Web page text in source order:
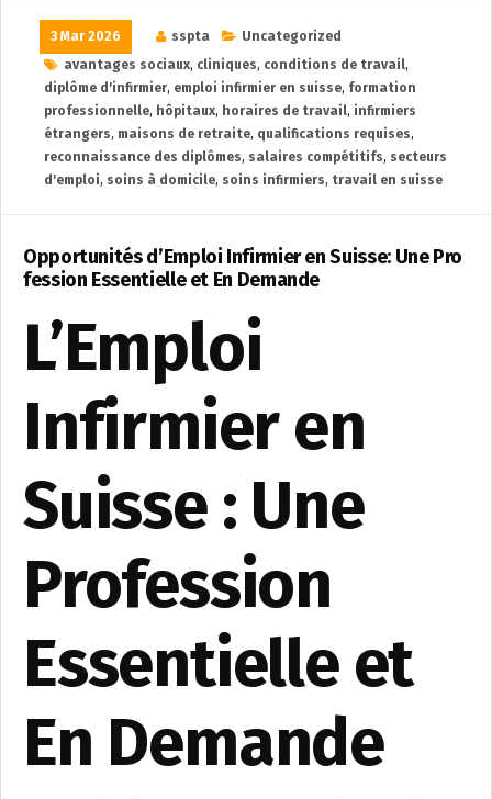
3 Mar 2026 sspta
Uncategorized
avantages sociaux, cliniques, conditions de travail,
diplôme d'infirmier, emploi infirmier en suisse, formation
professionnelle, hôpitaux, horaires de travail, infirmiers
étrangers, maisons de retraite, qualifications requises,
reconnaissance des diplômes, salaires compétitifs, secteurs
d'emploi, soins à domicile, soins infirmiers, travail en suisse
Opportunités d’Emploi Infirmier en Suisse: Une Pro
fession Essentielle et En Demande
L’Emploi
Infirmier en
Suisse : Une
Profession
Essentielle et
En Demande